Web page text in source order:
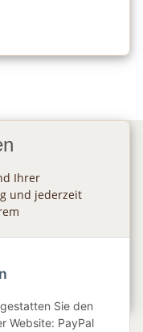
Ihrer
und jederzeit
Sie den
Website: PayPal